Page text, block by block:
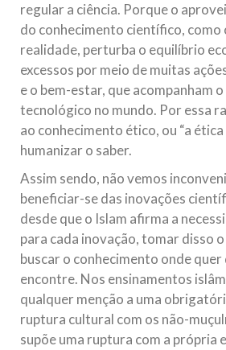
regular a ciência. Porque o
do conhecimento científico, como
realidade, perturba o equilíbrio
excessos por meio de muitas
e o bem-estar, que acompanham
tecnológico no mundo. Por essa
ao conhecimento ético, ou “a ética
humanizar o saber.
Assim sendo, não vemos
beneficiar-se das inovações
desde que o Islam afirma a
para cada inovação, tomar disso
buscar o conhecimento onde quer
encontre. Nos ensinamentos
qualquer menção a uma
ruptura cultural com os não-
supõe uma ruptura com a própria